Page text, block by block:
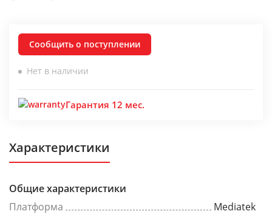
Сообщить о поступлении
Нет в наличии
Гарантия 12 мес.
Характеристики
Общие характеристики
Платформа
Mediatek